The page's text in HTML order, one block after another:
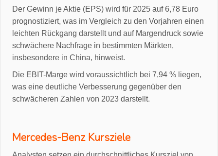
Der Gewinn je Aktie (EPS) wird für 2025 auf 6,78 Euro
prognostiziert, was im Vergleich zu den Vorjahren einen
leichten Rückgang darstellt und auf Margendruck sowie
schwächere Nachfrage in bestimmten Märkten,
insbesondere in China, hinweist.
Die EBIT-Marge wird voraussichtlich bei 7,94 % liegen,
was eine deutliche Verbesserung gegenüber den
schwächeren Zahlen von 2023 darstellt.
Mercedes-Benz Kursziele